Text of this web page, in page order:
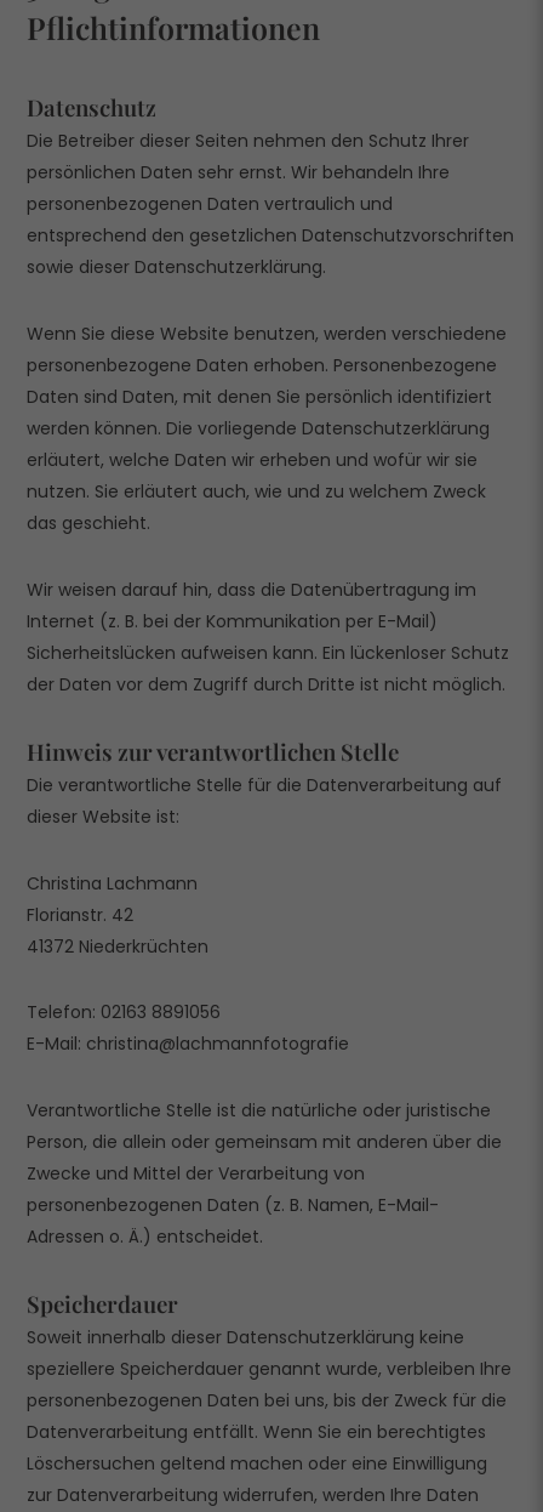
Pflicht­informationen
Datenschutz
Die Betreiber dieser Seiten nehmen den Schutz Ihrer
persönlichen Daten sehr ernst. Wir behandeln Ihre
personenbezogenen Daten vertraulich und
entsprechend den gesetzlichen Datenschutzvorschriften
sowie dieser Datenschutzerklärung.
Wenn Sie diese Website benutzen, werden verschiedene
personenbezogene Daten erhoben. Personenbezogene
Daten sind Daten, mit denen Sie persönlich identifiziert
werden können. Die vorliegende Datenschutzerklärung
erläutert, welche Daten wir erheben und wofür wir sie
nutzen. Sie erläutert auch, wie und zu welchem Zweck
das geschieht.
Wir weisen darauf hin, dass die Datenübertragung im
Internet (z. B. bei der Kommunikation per E-Mail)
Sicherheitslücken aufweisen kann. Ein lückenloser Schutz
der Daten vor dem Zugriff durch Dritte ist nicht möglich.
Hinweis zur verantwortlichen Stelle
Die verantwortliche Stelle für die Datenverarbeitung auf
dieser Website ist:
Christina Lachmann
Florianstr. 42
41372 Niederkrüchten
Telefon: 02163 8891056
E-Mail: christina@lachmannfotografie
Verantwortliche Stelle ist die natürliche oder juristische
Person, die allein oder gemeinsam mit anderen über die
Zwecke und Mittel der Verarbeitung von
personenbezogenen Daten (z. B. Namen, E-Mail-
Adressen o. Ä.) entscheidet.
Speicherdauer
Soweit innerhalb dieser Datenschutzerklärung keine
speziellere Speicherdauer genannt wurde, verbleiben Ihre
personenbezogenen Daten bei uns, bis der Zweck für die
Datenverarbeitung entfällt. Wenn Sie ein berechtigtes
Löschersuchen geltend machen oder eine Einwilligung
zur Datenverarbeitung widerrufen, werden Ihre Daten